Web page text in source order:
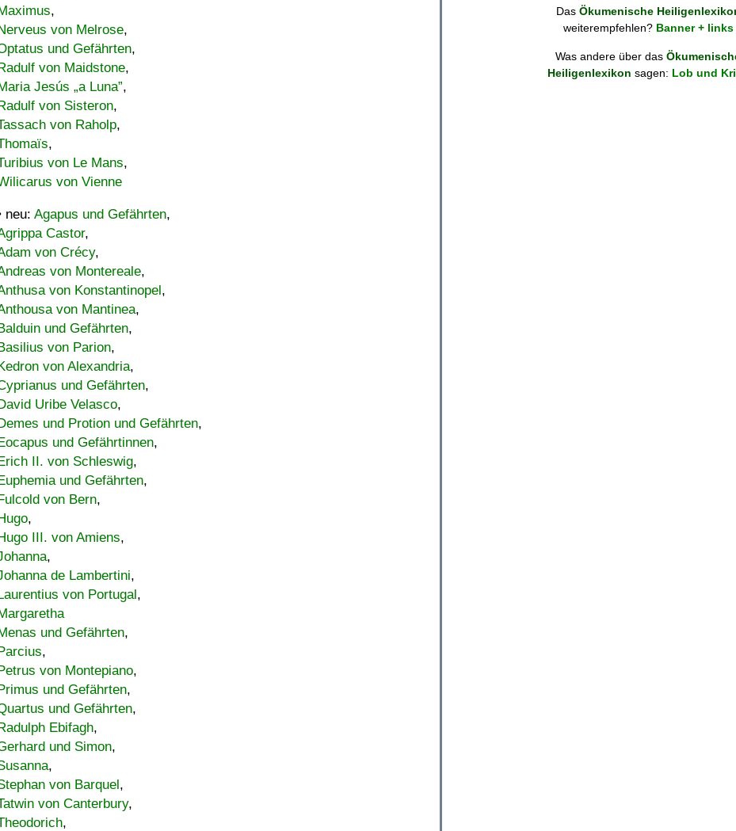
,
von Melrose,
und Gefährten,
von Maidstone,
Jesús „a Luna”,
von Sisteron,
von Raholp,
,
von Le Mans,
von Vienne
neu: Agapus und Gefährten,
Castor,
von Crécy,
von Montereale,
von Konstantinopel,
von Mantinea,
und Gefährten,
von Parion,
von Alexandria,
und Gefährten,
Uribe Velasco,
und Protion und Gefährten,
und Gefährtinnen,
II. von Schleswig,
und Gefährten,
von Bern,
,
III. von Amiens,
,
de Lambertini,
von Portugal,
und Gefährten,
,
von Montepiano,
und Gefährten,
und Gefährten,
Ebifagh,
und Simon,
,
von Barquel,
von Canterbury,
,
Das Ökumenische
weiterempfehlen? Banner + links
Was andere über das
Heiligenlexikon sagen: Lob und